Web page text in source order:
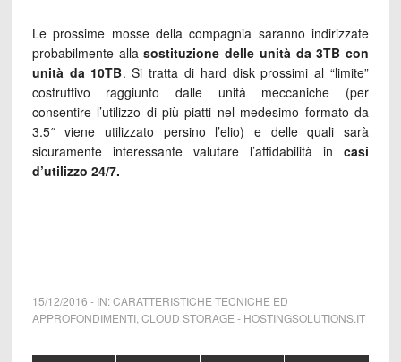
Le prossime mosse della compagnia saranno indirizzate
probabilmente allasostituzione delle unità da 3TB con
unità da 10TB. Si tratta di hard disk prossimi al “limite”
costruttivo raggiunto dalle unità meccaniche (per
consentire l’utilizzo di più piatti nel medesimo formato da
3.5″ viene utilizzato persino l’elio) e delle quali sarà
sicuramente interessante valutare l’affidabilità incasi
d’utilizzo 24/7.
15/12/2016 - IN:CARATTERISTICHE TECNICHE ED
APPROFONDIMENTI, CLOUD STORAGE - HOSTINGSOLUTIONS.IT